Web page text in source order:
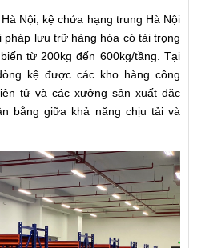
Nội, kệ chứa hạng trung Hà Nội
lưu trữ hàng hóa có tải trọng
từ 200kg đến 600kg/tầng. Tại
kệ được các kho hàng công
tử và các xưởng sản xuất đặc
bằng giữa khả năng chịu tải và